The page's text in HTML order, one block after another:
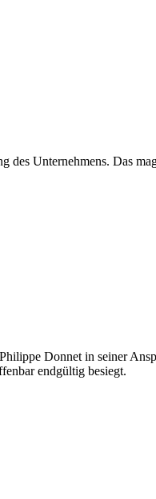
des Unternehmens. Das
Donnet in seiner
endgültig besiegt.